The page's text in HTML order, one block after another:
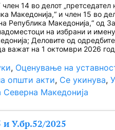
14 во делот „претседател
Македонија,“ и член 15 во
Република Македонија,“ од
на избрани и
Деловите од
важат на 1 октомври 2026
, Оценување на
општи акти, Се укинува,
Северна Македонија
и У.бр.52/2025